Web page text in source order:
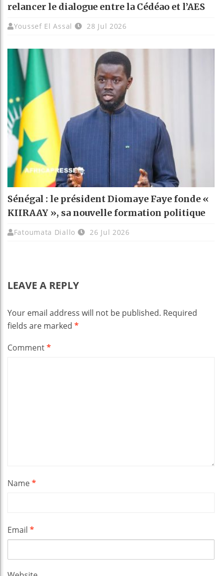
relancer le dialogue entre la Cédéao et l’AES
Youssef El Assal 28 Jul 2026
Sénégal : le président Diomaye Faye fonde «
KIIRAAY », sa nouvelle formation politique
Fatoumata Diallo 26 Jul 2026
LEAVE A REPLY
Your email address will not be published. Required
fields are marked *
Comment*
Name*
Email *